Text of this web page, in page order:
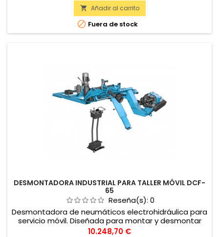
 Añadir al carrito
 Fuera de stock
DESMONTADORA INDUSTRIAL PARA TALLER MÓVIL DCF-
65
Reseña(s): 0
Desmontadora de neumáticos electrohidráulica para
servicio móvil. Diseñada para montar y desmontar
rue-das de camión, autobús e industriales.
Precio
10.248,70 €